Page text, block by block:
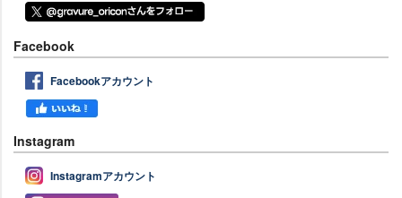
Facebook
Facebookアカウント
Instagram
Instagramアカウント